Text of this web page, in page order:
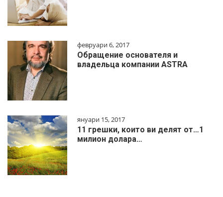
февруари 6, 2017
Обращение основателя и
владельца компании ASTRA
януари 15, 2017
11 грешки, които ви делят от…1
милиoн дoлapa…